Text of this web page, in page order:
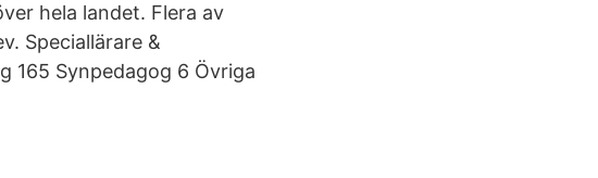
hela landet. Flera av
Speciallärare &
165 Synpedagog 6 Övriga